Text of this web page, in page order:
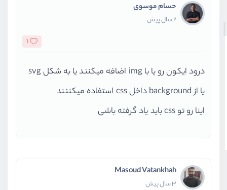
حسام موسوی
2 سال پیش
1
درود ایکون رو یا با img اضافه میکنند یا به شکل svg
یا از background داخل css استفاده میکننند
اینا رو تو css باید یاد گرفته باشی
Masoud Vatankhah
3 سال پیش